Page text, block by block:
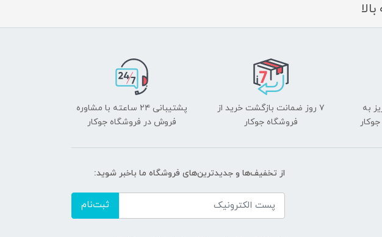
به
۷ روز ضمانت بازگشت خرید از
فروشگاه جوکار
پشتیبانی ۲۴ ساعته با مشاوره
فروش در فروشگاه جوکار
از تخفیف‌ها و جدیدترین‌های فروشگاه ما باخبر شوید:
ثبت‌نام